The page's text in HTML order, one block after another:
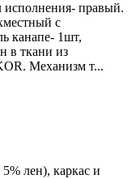
правый.
с
канапе- 1шт,
в ткани из
Механизм т...
лен), каркас и